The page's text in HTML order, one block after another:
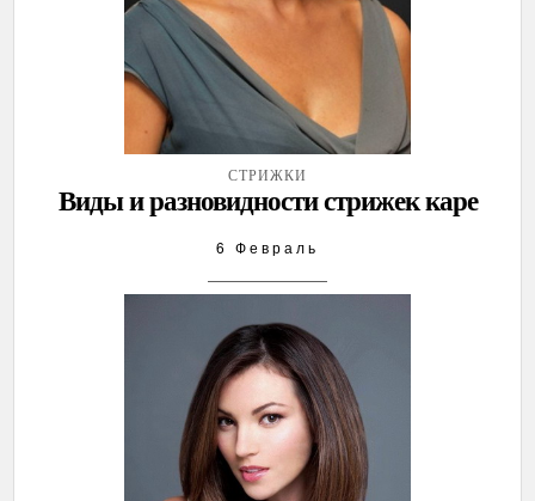
СТРИЖКИ
Виды и разновидности стрижек каре
6 Февраль